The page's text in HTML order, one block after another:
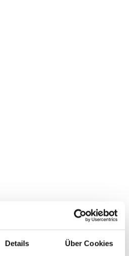
Details Über Cookies
Reset filter